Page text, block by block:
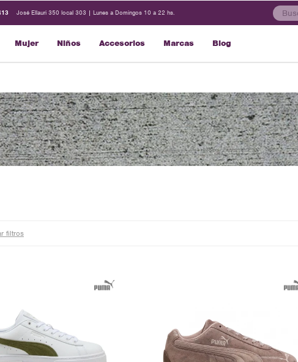
Mujer Niños Accesorios Marcas Blog
José Ellauri 350 local 303 | Lunes a Domingos 10 a 22 hs.
filtros